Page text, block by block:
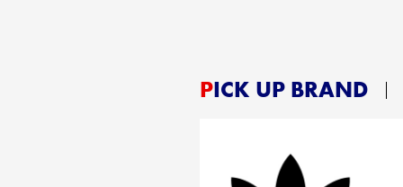
PICK UP BRAND